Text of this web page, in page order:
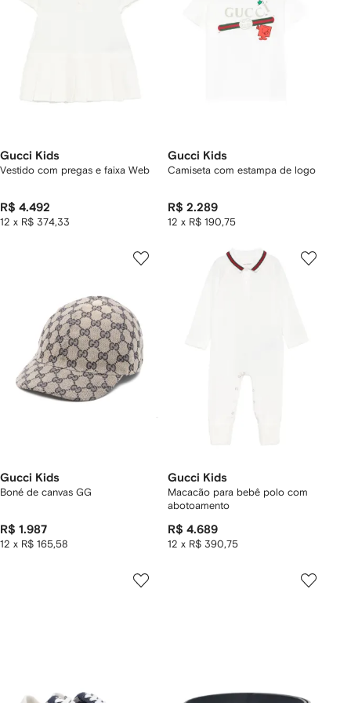
Gucci Kids
Vestido com pregas e faixa Web
R$ 4.492
12 x R$ 374,33
Gucci Kids
Camiseta com estampa de logo
R$ 2.289
12 x R$ 190,75
Gucci Kids
Boné de canvas GG
R$ 1.987
12 x R$ 165,58
Gucci Kids
Macacão para bebê polo com
abotoamento
R$ 4.689
12 x R$ 390,75